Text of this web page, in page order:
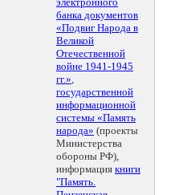
банка документов
«Подвиг Народа в
Великой
Отечественной
войне 1941-1945
гг.»,
государственной
информационной
системы «Память
народа» (проекты
Министерства
обороны РФ),
информация книги
"Память.